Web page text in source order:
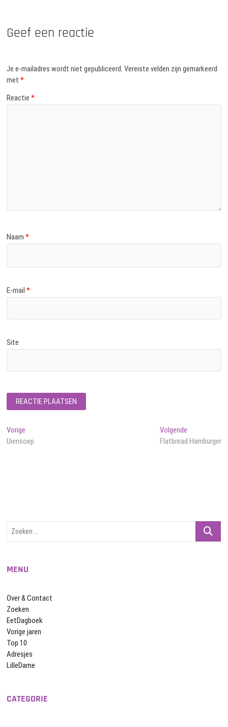
Geef een reactie
Je e-mailadres wordt niet gepubliceerd. Vereiste velden zijn gemarkeerd
met*
Reactie*
Naam*
E-mail*
Site
Bericht
navigatie
Vorige
bericht:
Uiensoep
VolgendeVolgend
bericht:
Flatbread Hamburger
Zoeken
MENU
Over & Contact
Zoeken
EetDagboek
Vorige jaren
Top 10
Adresjes
LilleDame
CATEGORIE